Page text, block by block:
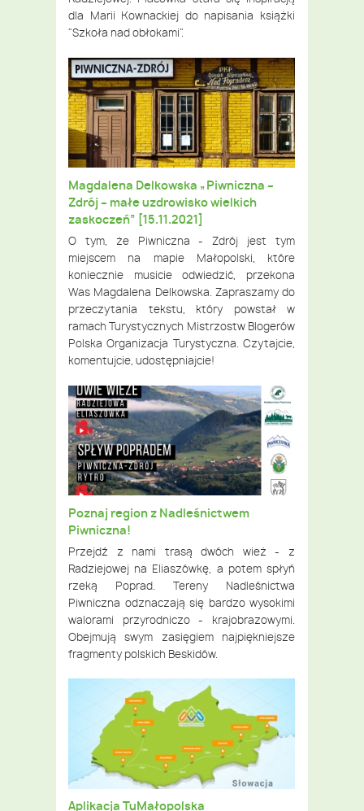
dla Marii Kownackiej do napisania książki
"Szkoła nad obłokami".
Magdalena Delkowska „Piwniczna –
Zdrój – małe uzdrowisko wielkich
zaskoczeń” [15.11.2021]
O tym, że Piwniczna - Zdrój jest tym
miejscem na mapie Małopolski, które
koniecznie musicie odwiedzić, przekona
Was Magdalena Delkowska. Zapraszamy do
przeczytania tekstu, który powstał w
ramach Turystycznych Mistrzostw Blogerów
Polska Organizacja Turystyczna. Czytajcie,
komentujcie, udostępniajcie!
Poznaj region z Nadleśnictwem
Piwniczna!
Przejdź z nami trasą dwóch wież - z
Radziejowej na Eliaszówkę, a potem spłyń
rzeką Poprad. Tereny Nadleśnictwa
Piwniczna odznaczają się bardzo wysokimi
walorami przyrodniczo - krajobrazowymi.
Obejmują swym zasięgiem najpiękniejsze
fragmenty polskich Beskidów.
Aplikacja TuMałopolska